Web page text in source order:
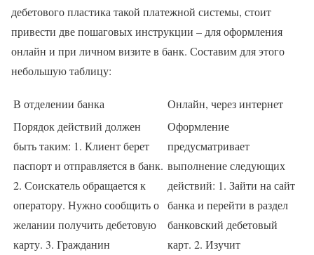
дебетового пластика такой платежной системы, стоит
привести две пошаговых инструкции – для оформления
онлайн и при личном визите в банк. Составим для этого
небольшую таблицу:
В отделении банка
Онлайн, через интернет
Порядок действий должен
быть таким: 1. Клиент берет
паспорт и отправляется в банк.
2. Соискатель обращается к
оператору. Нужно сообщить о
желании получить дебетовую
карту. 3. Гражданин
Оформление
предусматривает
выполнение следующих
действий: 1. Зайти на сайт
банка и перейти в раздел
банковский дебетовый
карт. 2. Изучит